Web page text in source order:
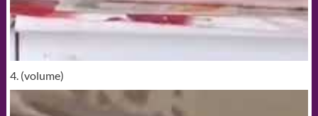
4. (volume)